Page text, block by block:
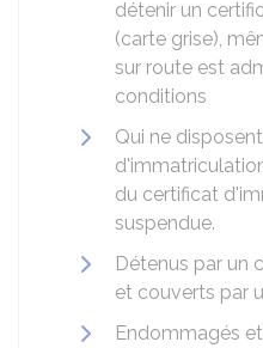
détenir un
(carte grise),
sur route est
conditions
Qui ne
du certificat
suspendue.
Détenus par un
et couverts par
Endommagés